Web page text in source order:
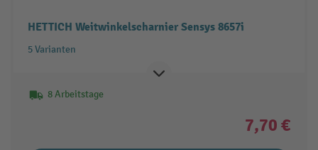
HETTICH Weitwinkelscharnier Sensys 8657i
5 Varianten
8 Arbeitstage
7,70 €